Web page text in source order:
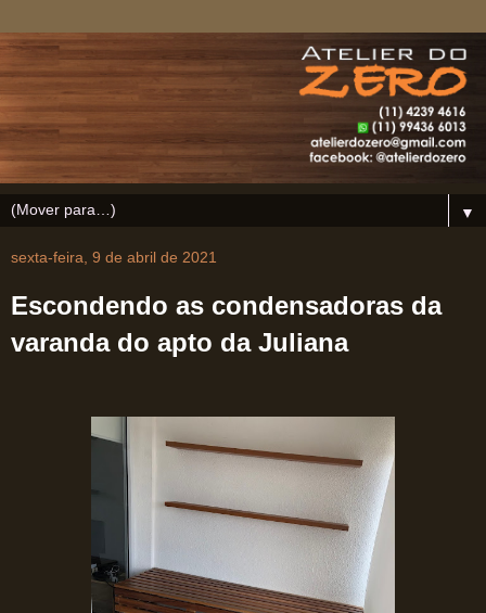
▼
sexta-feira, 9 de abril de 2021
Escondendo as condensadoras da
varanda do apto da Juliana